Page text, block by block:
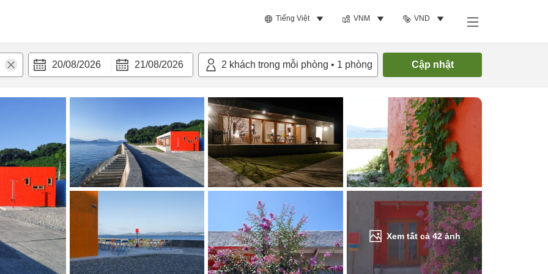
Tiếng Việt VNM VND
20/08/2026 21/08/2026 2 khách trong mỗi phòng • 1 phòng Cập nhật
Xem tất cả42ảnh
bật Tiện nghi Tìm phòng trống